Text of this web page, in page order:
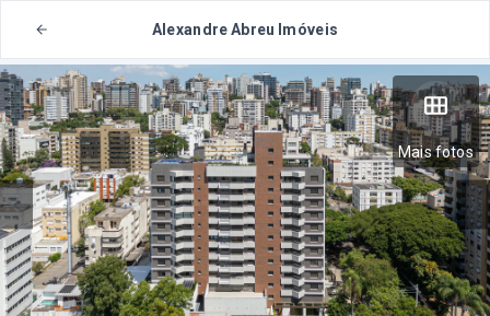
Alexandre Abreu Imóveis
Mais fotos